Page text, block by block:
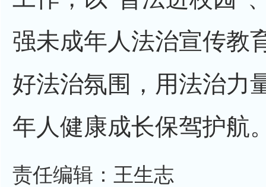
强未成年人法治宣传教
好法治氛围，用法治力
年人健康成长保驾护航
责任编辑：王生志